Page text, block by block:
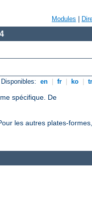
Modules
en fr ko tr
spécifique. De
les autres plates-formes,